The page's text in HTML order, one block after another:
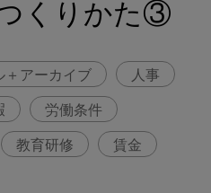
くりかた③
＋アーカイブ 人事
労働条件
教育研修 賃金